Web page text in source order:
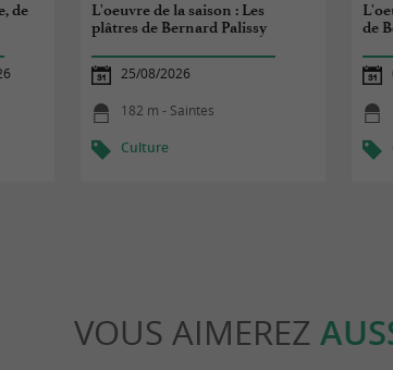
de
L'oeuvre de la saison : Les
plâtres de Bernard Palissy
25/08/2026
182 m - Saintes
Culture
de
VOUS AIMEREZ